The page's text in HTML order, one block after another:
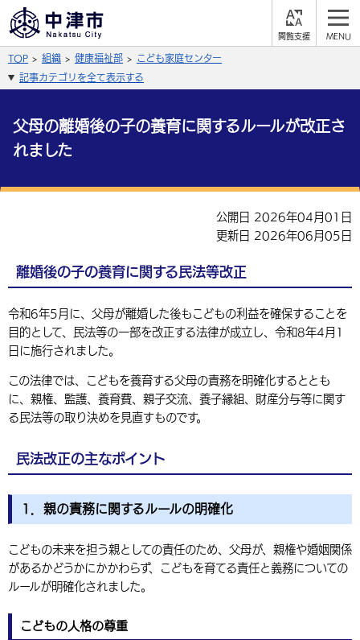
やさしい日本語
ふりがなをつける
よみあげる
背景色
黒
文字の大きさ
拡大
言語を選択
英語（English）
中国語（繁体字） 韓国語（한국어）
公式SNS
サイト内検索
届出・登録・証明 保険・年金
福祉・介護 健康・予防
税金
環境・衛生 生涯学習・スポーツ・人権
選挙 外国人の方向け情報
事業者の方へ
入札・契約 産業・雇用
農林水産業
都市整備
子育て・教育
施設情報
手当・助成 健康・医療
相談・支援・情報 計画・施策
観光・移住
観光なび スポットを探す
遊ぶ・体験する グルメ・食べる
買う・おみやげ
市政情報
中津市について 市役所の紹介
地方創生・地域活性化
TOP 組織 健康福祉部
こども家庭センター
記事カテゴリを全て表示する
父母の離婚後の子の養育に関するルールが改正さ
れました
公開日 2026年04月01日
更新日 2026年06月05日
離婚後の子の養育に関する民法等改正
令和6年5月に、父母が離婚した後もこどもの利益を確保することを
目的として、民法等の一部を改正する法律が成立し、令和8年4月1
日に施行されました。
この法律では、こどもを養育する父母の責務を明確化するととも
に、親権、監護、養育費、親子交流、養子縁組、財産分与等に関す
る民法等の取り決めを見直すものです。
民法改正の主なポイント
1．親の責務に関するルールの明確化
こどもの未来を担う親としての責任のため、父母が、親権や婚姻関係
があるかどうかにかかわらず、こどもを育てる責任と義務についての
ルールが明確化されました。
こどもの人格の尊重